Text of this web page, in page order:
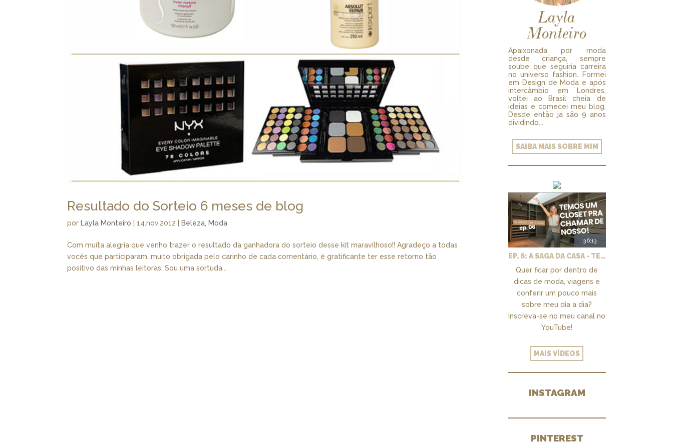
Resultado do Sorteio 6 meses de blog
por Layla Monteiro |14.nov.2012 Beleza, Moda
Com muita alegria que venho trazer o resultado da ganhadora do sorteio desse kit maravilhoso!! Agradeço a todas
vocês que participaram, muito obrigada pelo carinho de cada comentário, é gratificante ter esse retorno tão
positivo das minhas leitoras. Sou uma sortuda...
Layla
Monteiro
Apaixonada por moda
desde criança, sempre
soube que seguiria carreira
no universo fashion. Formei
em Design de Moda e após
intercâmbio em Londres,
voltei ao Brasil cheia de
ideias e comecei meu blog.
Desde então já são 9 anos
dividindo...
SAIBA MAIS SOBRE MIM
36:13
EP. 6: A SAGA DA CASA - TEMOS UM CLOSET PRA CHAMAR DE NOSSO + MARCENARIA E PAISAGISMO
Quer ficar por dentro de
dicas de moda, viagens e
conferir um pouco mais
sobre meu dia a dia?
Inscreva-se no meu canal no
YouTube!
MAIS VÍDEOS
INSTAGRAM
PINTEREST